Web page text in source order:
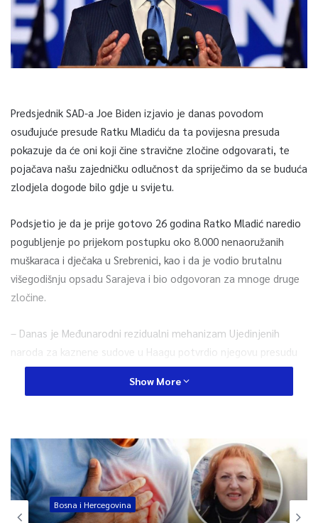
Predsjednik SAD-a Joe Biden izjavio je danas povodom
osuđujuće presude Ratku Mladiću da ta povijesna presuda
pokazuje da će oni koji čine stravične zločine odgovarati, te
pojačava našu zajedničku odlučnost da spriječimo da se buduća
zlodjela dogode bilo gdje u svijetu.
Podsjetio je da je prije gotovo 26 godina Ratko Mladić naredio
pogubljenje po prijekom postupku oko 8.000 nenaoružanih
muškaraca i dječaka u Srebrenici, kao i da je vodio brutalnu
višegodišnju opsadu Sarajeva i bio odgovoran za mnoge druge
zločine.
– Danas je Međunarodni rezidualni mehanizam Ujedinjenih
naroda za kaznene sudove u Haagu potvrdio njegovu presudu
za genocid, zločine protiv čovječnosti i ratne zločine. SAD su
pomogle voditi međunarodne napore da se okončaju zločini u
mir u toj zemlji i široj regiji. Zahvalni smo na neumornom radu
suda UN-a tokom protekle dvije decenije na slučajevima
vezanim za sukob na Balkanu i svima onima čija je predanost
omogućila ovu presudu – naveo je Biden.
Show More
Bosna i Hercegovina